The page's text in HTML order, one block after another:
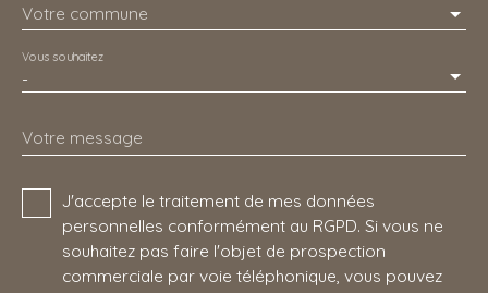
Votre commune
-
Vous souhaitez
Votre message
J'accepte le traitement de mes données
personnelles conformément au RGPD. Si vous ne
souhaitez pas faire l'objet de prospection
commerciale par voie téléphonique, vous pouvez